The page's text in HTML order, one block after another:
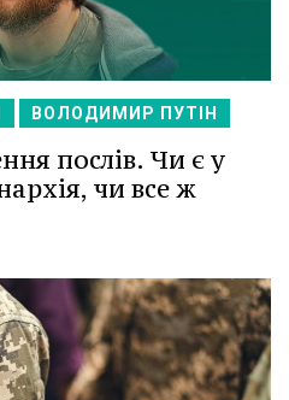
ВОЛОДИМИР ПУТІН
послів. Чи є у
чи все ж